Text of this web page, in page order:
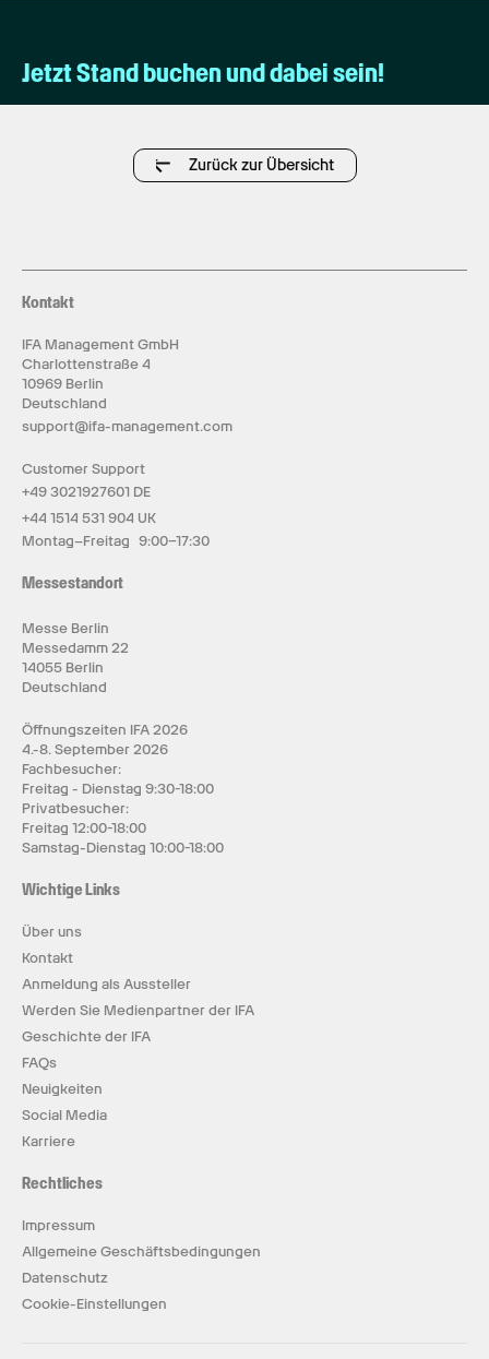
Jetzt Stand buchen und dabei sein!
Zurück zur Übersicht
Kontakt
IFA Management GmbH
Charlottenstraße 4
10969 Berlin
Deutschland
support@ifa-management.com
Customer Support
+49 3021927601 DE
+44 1514 531 904 UK
Montag–Freitag 9:00–17:30
Messestandort
Messe Berlin
Messedamm 22
14055 Berlin
Deutschland
Öffnungszeiten IFA 2026
4.-8. September 2026
Fachbesucher:
Freitag - Dienstag 9:30-18:00
Privatbesucher:
Freitag 12:00-18:00
Samstag-Dienstag 10:00-18:00
Wichtige Links
Über uns
Kontakt
Anmeldung als Aussteller
Werden Sie Medienpartner der IFA
Geschichte der IFA
FAQs
Neuigkeiten
Social Media
Karriere
Rechtliches
Impressum
Allgemeine Geschäftsbedingungen
Datenschutz
Cookie-Einstellungen